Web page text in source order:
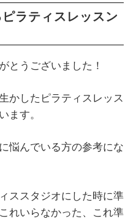
ラティスレッスン
とうございました！
かしたピラティスレッス
ます。
悩んでいる方の参考にな
ススタジオにした時に準
れいらなかった、これ準